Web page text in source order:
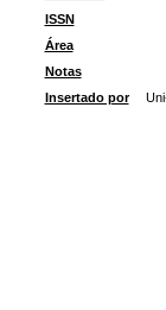
ISSN
Área
Notas
Insertado por